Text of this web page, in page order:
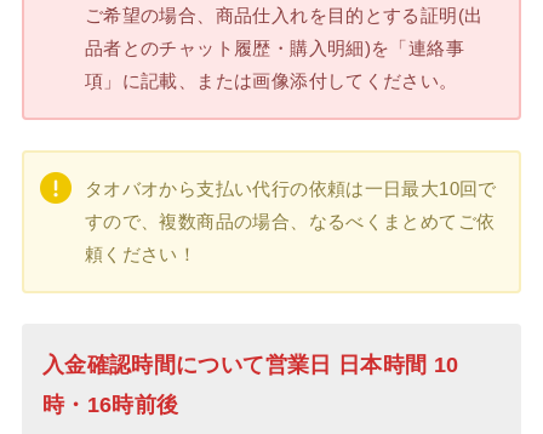
ご希望の場合、商品仕入れを目的とする証明(出
品者とのチャット履歴・購入明細)を「連絡事
項」に記載、または画像添付してください。
タオバオから支払い代行の依頼は一日最大10回で
すので、複数商品の場合、なるべくまとめてご依
頼ください！
入金確認時間について営業日 日本時間 10
時・16時前後